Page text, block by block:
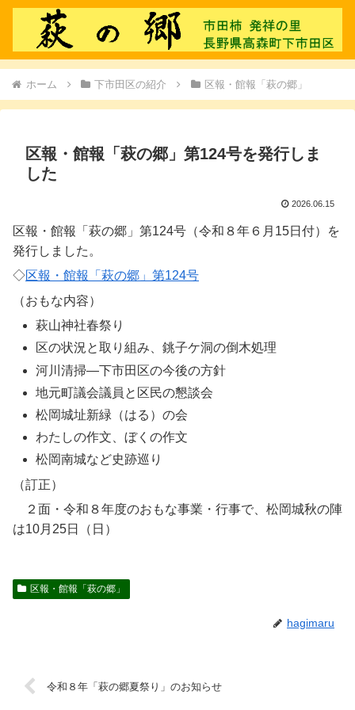
ホーム 下市田区の紹介 区報・館報「萩の郷」
区報・館報「萩の郷」第124号を発行しま
した
2026.06.15
区報・館報「萩の郷」第124号（令和８年６月15日付）を
発行しました。
◇区報・館報「萩の郷」第124号
（おもな内容）
萩山神社春祭り
区の状況と取り組み、銚子ケ洞の倒木処理
河川清掃―下市田区の今後の方針
地元町議会議員と区民の懇談会
松岡城址新緑（はる）の会
わたしの作文、ぼくの作文
松岡南城など史跡巡り
（訂正）
２面・令和８年度のおもな事業・行事で、松岡城秋の陣
は10月25日（日）
区報・館報「萩の郷」
hagimaru
令和８年「萩の郷夏祭り」のお知らせ